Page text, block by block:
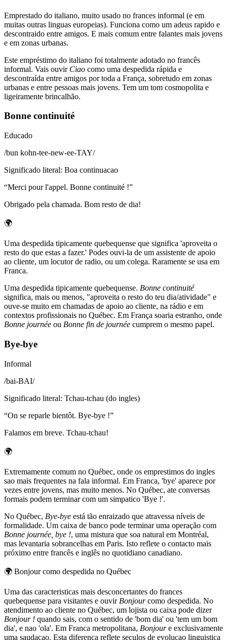
Emprestado do italiano, muito usado no frances informal (e em
muitas outras linguas europeias). Funciona como um adeus rapido e
descontraido entre amigos. E mais comum entre falantes mais jovens
e em zonas urbanas.
Este empréstimo do italiano foi totalmente adotado no francês
informal. Vais ouvir Ciao como uma despedida rápida e
descontraída entre amigos por toda a França, sobretudo em zonas
urbanas e entre pessoas mais jovens. Tem um tom cosmopolita e
ligeiramente brincalhão.
Bonne continuité
Educado
/bun kohn-tee-new-ee-TAY/
Significado literal: Boa continuacao
“Merci pour l'appel. Bonne continuité !”
Obrigado pela chamada. Bom resto de dia!
🌍
Uma despedida tipicamente quebequense que significa 'aproveita o
resto do que estas a fazer.' Podes ouvi-la de um assistente de apoio
ao cliente, um locutor de radio, ou um colega. Raramente se usa em
Franca.
Uma despedida tipicamente quebequense. Bonne continuité
significa, mais ou menos, "aproveita o resto do teu dia/atividade" e
ouve-se muito em chamadas de apoio ao cliente, na rádio e em
contextos profissionais no Québec. Em França soaria estranho, onde
Bonne journée ou Bonne fin de journée cumprem o mesmo papel.
Bye-bye
Informal
/bai-BAI/
Significado literal: Tchau-tchau (do ingles)
“On se reparle bientôt. Bye-bye !”
Falamos em breve. Tchau-tchau!
🌍
Extremamente comum no Québec, onde os emprestimos do ingles
sao mais frequentes na fala informal. Em Franca, 'bye' aparece por
vezes entre jovens, mas muito menos. No Québec, ate conversas
formais podem terminar com um simpatico 'Bye !'.
No Québec, Bye-bye está tão enraizado que atravessa níveis de
formalidade. Um caixa de banco pode terminar uma operação com
Bonne journée, bye !, uma mistura que soa natural em Montréal,
mas levantaria sobrancelhas em Paris. Isto reflete o contacto mais
próximo entre francês e inglês no quotidiano canadiano.
🌍 Bonjour como despedida no Québec
Uma das caracteristicas mais desconcertantes do frances
quebequense para visitantes e ouvir Bonjourcomo despedida. No
atendimento ao cliente no Québec, um lojista ou caixa pode dizer
Bonjour ! quando sais, com o sentido de 'bom dia' ou 'tem um bom
dia', e nao 'ola'. Em Franca metropolitana, Bonjoure exclusivamente
uma saudacao. Esta diferenca reflete seculos de evolucao linguistica